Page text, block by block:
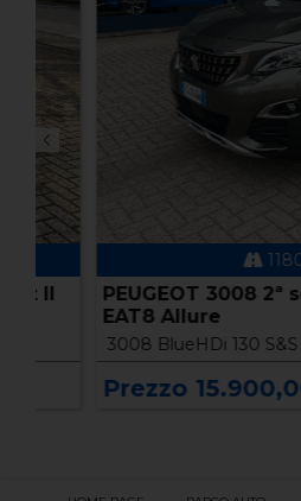
118000
PEUGEOT 3008 2ª serie
EAT8 Allure
3008 BlueHDi 130 S&S EAT8
Prezzo 15.900,00 €